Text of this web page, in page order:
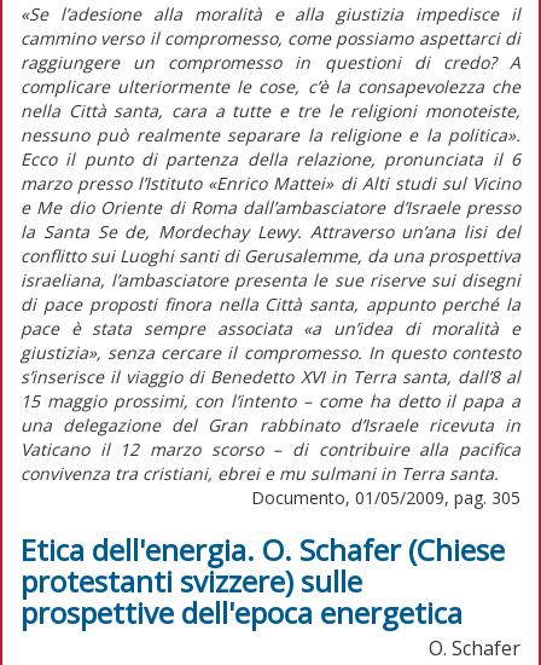
«Se l’adesione alla moralità e alla giustizia impedisce il
cammino verso il compromesso, come possiamo aspettarci di
raggiungere un compromesso in questioni di credo? A
complicare ulteriormente le cose, c’è la consapevolezza che
nella Città santa, cara a tutte e tre le religioni monoteiste,
nessuno può realmente separare la religione e la politica».
Ecco il punto di partenza della relazione, pronunciata il 6
marzo presso l’Istituto «Enrico Mattei» di Alti studi sul Vicino
e Me dio Oriente di Roma dall’ambasciatore d’Israele presso
la Santa Se de, Mordechay Lewy. Attraverso un’ana lisi del
conflitto sui Luoghi santi di Gerusalemme, da una prospettiva
israeliana, l’ambasciatore presenta le sue riserve sui disegni
di pace proposti finora nella Città santa, appunto perché la
pace è stata sempre associata «a un’idea di moralità e
giustizia», senza cercare il compromesso. In questo contesto
s’inserisce il viaggio di Benedetto XVI in Terra santa, dall’8 al
15 maggio prossimi, con l’intento – come ha detto il papa a
una delegazione del Gran rabbinato d’Israele ricevuta in
Vaticano il 12 marzo scorso – di contribuire alla pacifica
convivenza tra cristiani, ebrei e mu sulmani in Terra santa.
Documento, 01/05/2009, pag. 305
Etica dell'energia. O. Schafer (Chiese
protestanti svizzere) sulle
prospettive dell'epoca energetica
O. Schafer